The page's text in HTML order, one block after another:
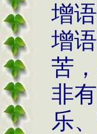
增
增
苦
非
乐